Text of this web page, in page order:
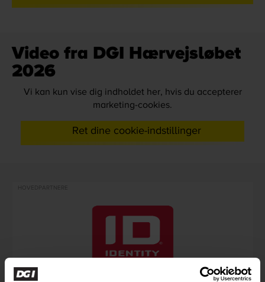
Video fra DGI Hærvejsløbet
2026
Vi kan kun vise dig indholdet her, hvis du accepterer
marketing-cookies.
Ret dine cookie-indstillinger
HOVEDPARTNERE